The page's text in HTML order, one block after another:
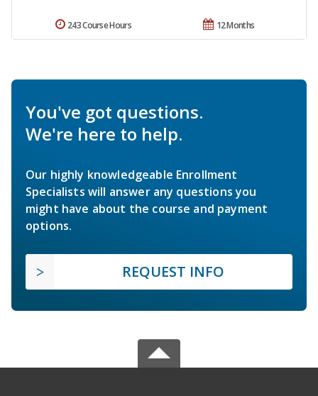
12 Months
243 Course Hours
You've got questions.
We're here to help.
Our highly knowledgeable Enrollment
Specialists will answer any questions you
might have about the course and payment
options.
REQUEST INFO